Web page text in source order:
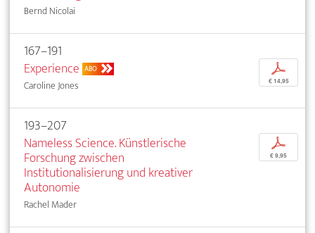
Bernd Nicolai
167–191
Experience ABO
Caroline Jones
p
€ 14,95
193–207
Nameless Science. Künstlerische
Forschung zwischen
Institutionalisierung und kreativer
Autonomie
Rachel Mader
p
€ 9,95